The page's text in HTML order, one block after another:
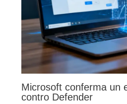
Microsoft conferma un
contro Defender